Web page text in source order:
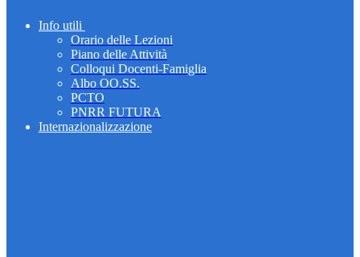
Info utili
Orario delle Lezioni
Piano delle Attività
Colloqui Docenti-Famiglia
Albo OO.SS.
PCTO
PNRR FUTURA
Internazionalizzazione